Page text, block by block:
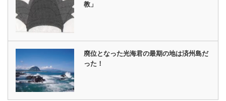
教」
廃位となった光海君の最期の地は済州島だ
った！